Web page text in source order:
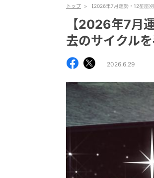
トップ 【2026年7月運勢・12星座
【2026年7月
去のサイクル
2026.6.29